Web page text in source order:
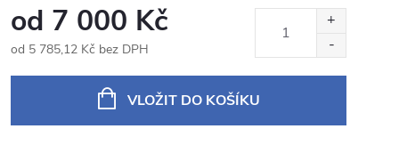
Jméno
od 7 000 Kč
od 5 785,12 Kč bez DPH
VLOŽIT DO KOŠÍKU